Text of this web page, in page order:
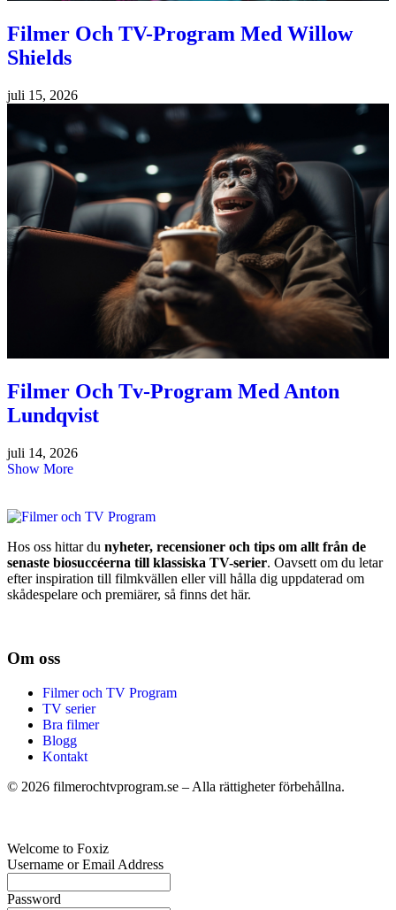
Filmer Och TV-Program Med Willow
Shields
juli 15, 2026
Filmer Och Tv-Program Med Anton
Lundqvist
juli 14, 2026
Show More
Hos oss hittar du nyheter, recensioner och tips om allt från de
senaste biosuccéerna till klassiska TV-serier. Oavsett om du letar
efter inspiration till filmkvällen eller vill hålla dig uppdaterad om
skådespelare och premiärer, så finns det här.
Om oss
Filmer och TV Program
TV serier
Bra filmer
Blogg
Kontakt
© 2026 filmerochtvprogram.se – Alla rättigheter förbehållna.
Welcome to Foxiz
Username or Email Address
Password